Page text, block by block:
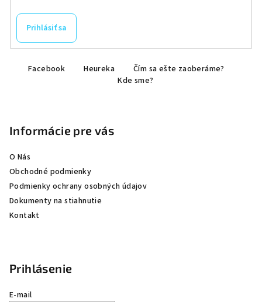
Prihlásiť sa
Facebook Heureka
Čím sa ešte zaoberáme?
Kde sme?
Informácie pre vás
O Nás
Obchodné podmienky
Podmienky ochrany osobných údajov
Dokumenty na stiahnutie
Kontakt
Prihlásenie
E-mail